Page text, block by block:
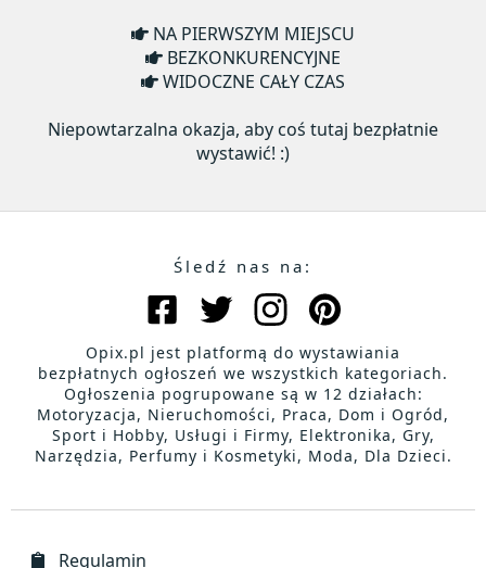
NA PIERWSZYM MIEJSCU
BEZKONKURENCYJNE
WIDOCZNE CAŁY CZAS
Niepowtarzalna okazja, aby coś tutaj bezpłatnie
wystawić! :)
Śledź nas na:
Opix.pl jest platformą do wystawiania
bezpłatnych ogłoszeń we wszystkich kategoriach.
Ogłoszenia pogrupowane są w 12 działach:
Motoryzacja, Nieruchomości, Praca, Dom i Ogród,
Sport i Hobby, Usługi i Firmy, Elektronika, Gry,
Narzędzia, Perfumy i Kosmetyki, Moda, Dla Dzieci.
Regulamin